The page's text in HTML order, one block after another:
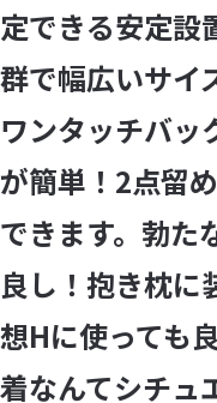
定できる安定設
群で幅広いサイ
ワンタッチバッ
が簡単！2点留
できます。勃た
良し！抱き枕に
想Hに使っても
着なんてシチュ